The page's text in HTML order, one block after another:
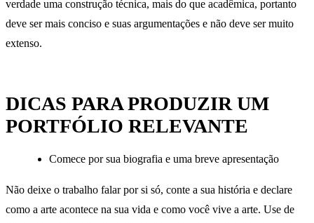
verdade uma construção técnica, mais do que acadêmica, portanto
deve ser mais conciso e suas argumentações e não deve ser muito
extenso.
DICAS PARA PRODUZIR UM
PORTFÓLIO RELEVANTE
Comece por sua biografia e uma breve apresentação
Não deixe o trabalho falar por si só, conte a sua história e declare
como a arte acontece na sua vida e como você vive a arte. Use de